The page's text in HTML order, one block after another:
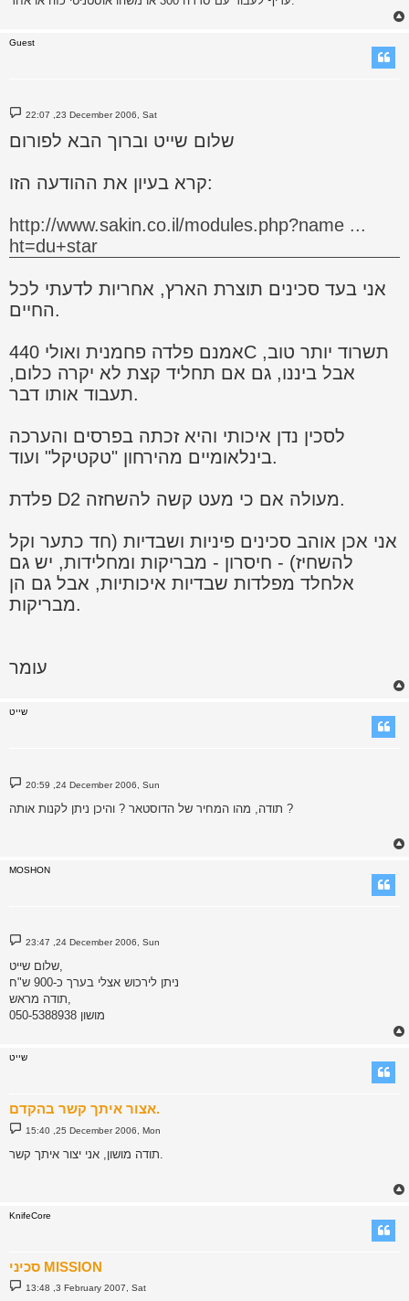
Guest
P
o
22:07 ,23 December 2006, Sat
שלום שייט וברוך הבא לפורום
קרא בעיון את ההודעה הזו:
http://www.sakin.co.il/modules.php?name ...
ht=du+star
אני בעד סכינים תוצרת הארץ, אחריות לדעתי לכל
החיים.
אמנם פלדה פחמנית ואולי 440C תשרוד יותר טוב,
אבל ביננו, גם אם תחליד קצת לא יקרה כלום,
תעבוד אותו דבר.
לסכין נדן איכותי והיא זכתה בפרסים והערכה
בינלאומיים מהירחון "טקטיקל" ועוד.
פלדת D2 מעולה אם כי מעט קשה להשחזה.
אני אכן אוהב סכינים פיניות ושבדיות (חד כתער וקל
להשחיז) - חיסרון - מבריקות ומחלידות, יש גם
אלחלד מפלדות שבדיות איכותיות, אבל גם הן
מבריקות.
עומר
שייט
P
o
t
20:59 ,24 December 2006, Sun
תודה, מהו המחיר של הדוסטאר ? והיכן ניתן לקנות אותה ?
MOSHON
P
o
t
23:47 ,24 December 2006, Sun
שלום שייט,
ניתן לירכוש אצלי בערך כ-900 ש"ח
תודה מראש,
מושון 050-5388938
שייט
אצור איתך קשר בהקדם.
P
o
t
15:40 ,25 December 2006, Mon
KnifeCore
סכיני MISSION
P
o
13:48 ,3 February 2007, Sat